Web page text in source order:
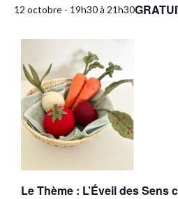
12 octobre - 19h30à 21h30
Le Thème : L’Éveil des Sens